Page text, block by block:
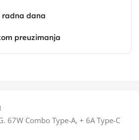
dana
preuzimanja
67W Combo Type-A, + 6A Type-C